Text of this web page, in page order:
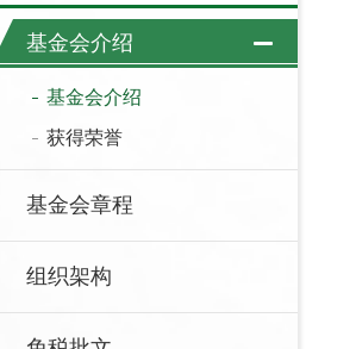
基金会介绍
基金会介绍
获得荣誉
基金会章程
组织架构